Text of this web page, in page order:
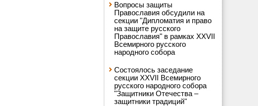
Вопросы защиты
Православия обсудили на
секции "Дипломатия и право
на защите русского
Православия" в рамках XXVII
Всемирного русского
народного собора
Состоялось заседание
секции XXVII Всемирного
русского народного собора
"Защитники Отечества –
защитники традиций"